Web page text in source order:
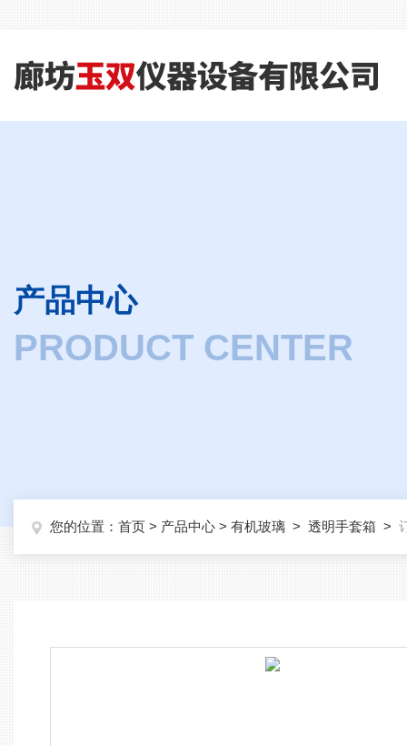
产品中心
PRODUCT CENTER
您的位置： 首页 > 产品中心 > 有机玻璃 > 透明手套箱 >